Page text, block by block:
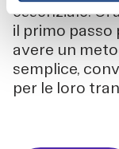
essenziale. Ci
il primo
avere un
semplice,
per le loro